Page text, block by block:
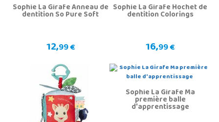
Sophie La Girafe Anneau de
dentition So Pure Soft
12,99 €
Sophie La Girafe Hochet de
dentition Colorings
16,99 €
Sophie La Girafe Ma
première balle
d'apprentissage